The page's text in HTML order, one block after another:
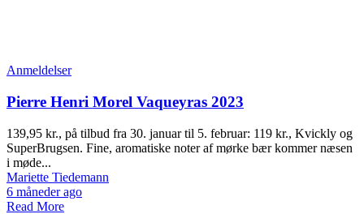
Anmeldelser
Pierre Henri Morel Vaqueyras 2023
139,95 kr., på tilbud fra 30. januar til 5. februar: 119 kr., Kvickly og
SuperBrugsen. Fine, aromatiske noter af mørke bær kommer næsen
i møde...
Mariette Tiedemann
6 måneder ago
Read More